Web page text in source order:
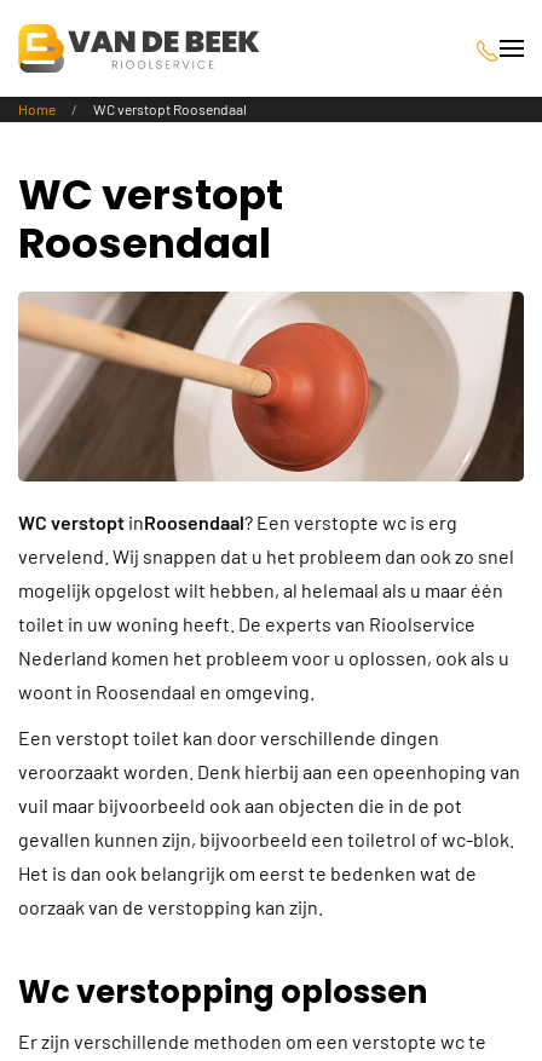
Terug naar hoofdinhoud
Home WC verstopt Roosendaal
WC verstopt
Roosendaal
WC verstopt inRoosendaal? Een verstopte wc is erg
vervelend. Wij snappen dat u het probleem dan ook zo snel
mogelijk opgelost wilt hebben, al helemaal als u maar één
toilet in uw woning heeft. De experts van Rioolservice
Nederland komen het probleem voor u oplossen, ook als u
woont in Roosendaal en omgeving.
Een verstopt toilet kan door verschillende dingen
veroorzaakt worden. Denk hierbij aan een opeenhoping van
vuil maar bijvoorbeeld ook aan objecten die in de pot
gevallen kunnen zijn, bijvoorbeeld een toiletrol of wc-blok.
Het is dan ook belangrijk om eerst te bedenken wat de
oorzaak van de verstopping kan zijn.
Wc verstopping oplossen
Er zijn verschillende methoden om een verstopte wc te